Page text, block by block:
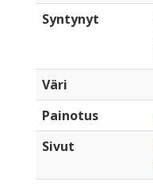
Syntynyt
Väri
Painotus
Sivut